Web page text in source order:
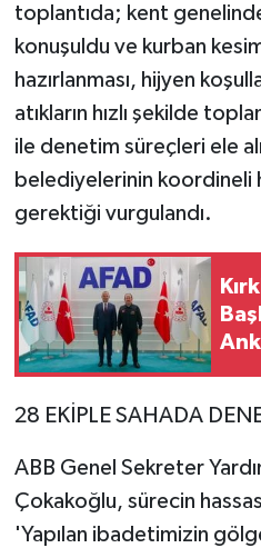
toplantıda; kent
konuşuldu ve kurban kesim
hazırlanması, hijyen
atıkların hızlı şekilde
ile denetim süreçleri ele
belediyelerinin koordineli
gerektiği vurgulandı.
28 EKİPLE SAHADA
ABB Genel Sekreter
Çokakoğlu, sürecin
'Yapılan ibadetimizin